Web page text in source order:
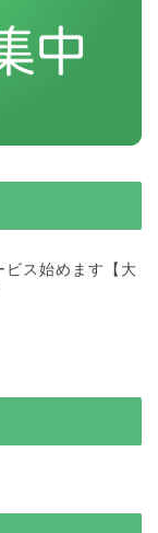
ビス始めます【大